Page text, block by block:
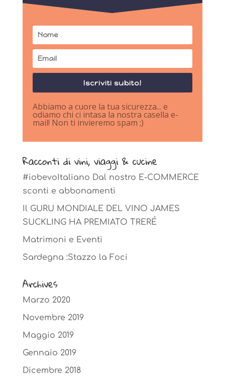
Iscriviti subito!
Abbiamo a cuore la tua sicurezza... e
odiamo chi ci intasa la nostra casella e-
mail! Non ti invieremo spam ;)
Racconti di vini, viaggi & cucine
#iobevoItaliano Dal nostro E-COMMERCE
sconti e abbonamenti
Il GURU MONDIALE DEL VINO JAMES
SUCKLING HA PREMIATO TRERÉ
Matrimoni e Eventi
Sardegna :Stazzo la Foci
Archives
Marzo 2020
Novembre 2019
Maggio 2019
Gennaio 2019
Dicembre 2018